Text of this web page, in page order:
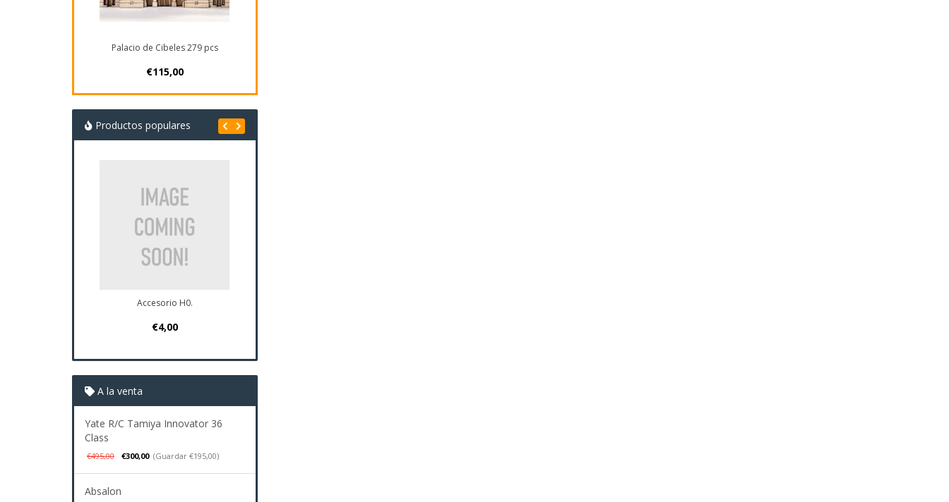
Palacio de Cibeles 279 pcs
€115,00
Productos populares
Accesorio H0.
€4,00
A la venta
Yate R/C Tamiya Innovator 36
Class
€495,00 €300,00 (Guardar €195,00)
Absalon